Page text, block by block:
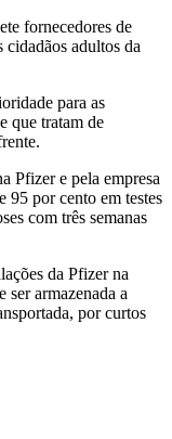
fornecedores de
cidadãos adultos da
para as
que tratam de
Pfizer e pela empresa
95 por cento em testes
com três semanas
da Pfizer na
ser armazenada a
por curtos